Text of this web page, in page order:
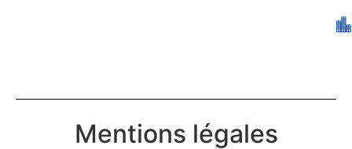
Mentions légales